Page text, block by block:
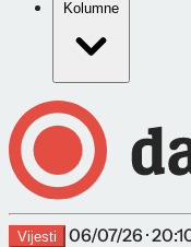
Kolumne
Vijesti 06/07/26 ·